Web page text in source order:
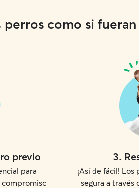
como si
previo
para
compromiso
3.
¡Así de fácil!
segura a través